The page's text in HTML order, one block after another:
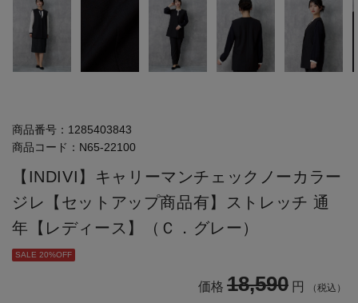
商品番号： 1285403843
商品コード： N65-22100
【INDIVI】キャリーマンチェックノーカラー
ジレ【セットアップ商品有】ストレッチ 通
年【レディース】（Ｃ．グレー）
SALE 20%OFF
価格 18,590 円 （税込）